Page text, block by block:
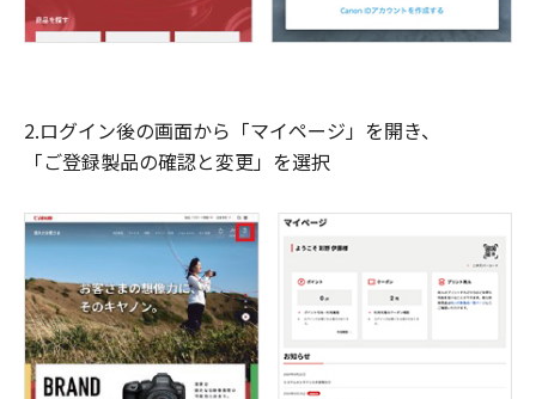
2.ログイン後の画面から「マイページ」を開き、
「ご登録製品の確認と変更」を選択